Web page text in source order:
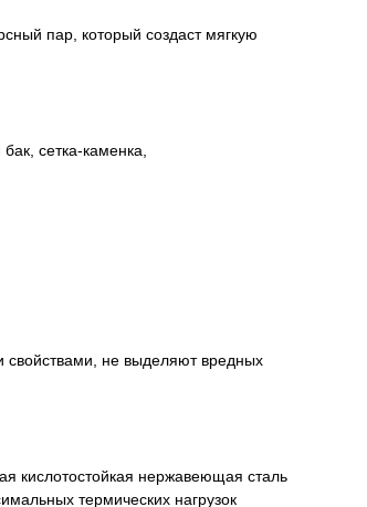
пар, который создаст мягкую
сетка-каменка,
не выделяют вредных
кислотостойкая нержавеющая сталь
термических нагрузок